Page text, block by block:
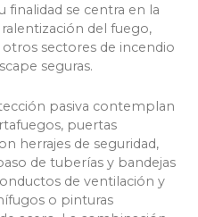
finalidad se centra en la
del fuego,
sectores de incendio
seguras.
pasiva contemplan
puertas
herrajes de seguridad,
de tuberías y bandejas
de ventilación y
o pinturas